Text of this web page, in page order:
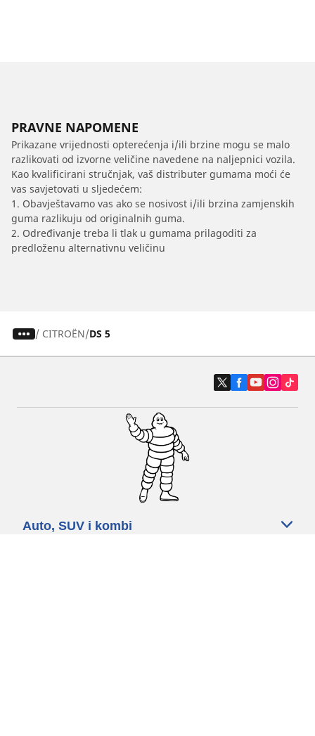
PRAVNE NAPOMENE
Prikazane vrijednosti opterećenja i/ili brzine mogu se malo
razlikovati od izvorne veličine navedene na naljepnici vozila.
Kao kvalificirani stručnjak, vaš distributer gumama moći će
vas savjetovati u sljedećem:
1. Obavještavamo vas ako se nosivost i/ili brzina zamjenskih
guma razlikuju od originalnih guma.
2. Određivanje treba li tlak u gumama prilagoditi za
predloženu alternativnu veličinu
/ CITROËN DS 5
Auto, SUV i kombi